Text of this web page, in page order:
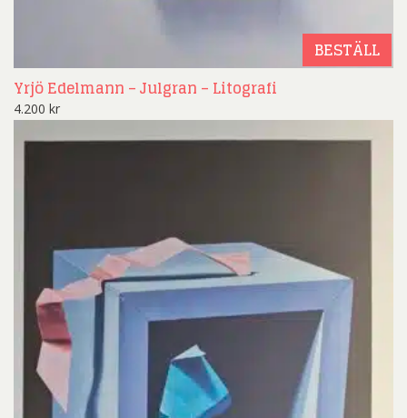
BESTÄLL
Yrjö Edelmann – Julgran – Litografi
4.200 kr